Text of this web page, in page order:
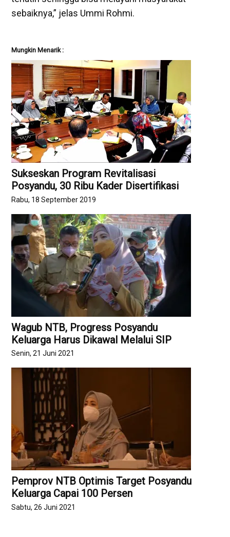
sebaiknya,” jelas Ummi Rohmi.
Mungkin Menarik :
Sukseskan Program Revitalisasi
Posyandu, 30 Ribu Kader Disertifikasi
Rabu, 18 September 2019
Wagub NTB, Progress Posyandu
Keluarga Harus Dikawal Melalui SIP
Senin, 21 Juni 2021
Pemprov NTB Optimis Target Posyandu
Keluarga Capai 100 Persen
Sabtu, 26 Juni 2021